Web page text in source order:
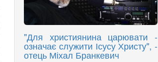
"Для християнина царювати -
означає служити Ісусу Христу", -
отець Міхал Бранкевич